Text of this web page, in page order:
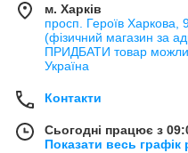
м. Харків
просп. Героїв Харкова,
(фізичний магазин за
ПРИДБАТИ товар
Україна
Контакти
Сьогодні працює з
Показати весь графік